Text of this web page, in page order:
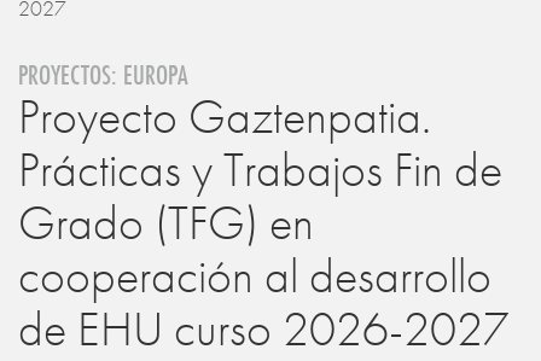
2027
PROYECTOS: EUROPA
Proyecto Gaztenpatia.
Prácticas y Trabajos Fin de
Grado (TFG) en
cooperación al desarrollo
de EHU curso 2026-2027